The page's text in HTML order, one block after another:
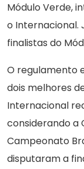
Módulo Verde,
o Internacional.
finalistas do
O regulamento
dois melhores
Internacional
considerando a
Campeonato
disputaram a